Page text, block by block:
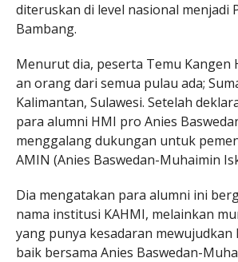
diteruskan di level nasional menjadi
Bambang.
Menurut dia, peserta Temu Kangen
an orang dari semua pulau ada;
Kalimantan, Sulawesi. Setelah
para alumni HMI pro Anies
menggalang dukungan untuk
AMIN (Anies Baswedan-Muhaimin
Dia mengatakan para alumni ini
nama institusi KAHMI, melainkan
yang punya kesadaran mewujudkan
baik bersama Anies Baswedan-